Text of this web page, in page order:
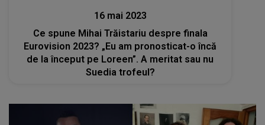
16 mai 2023
Ce spune Mihai Trăistariu despre finala
Eurovision 2023? „Eu am pronosticat-o încă
de la început pe Loreen”. A meritat sau nu
Suedia trofeul?